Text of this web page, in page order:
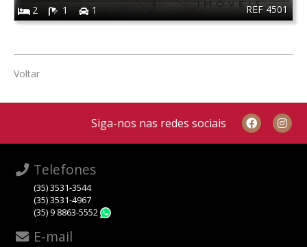
REF 4501
2
1 1
Voltar
Siga-nos nas redes sociais
Telefones
(35) 3531-3544
(35) 3531-4967
(35) 9 8863-5552
E-mail